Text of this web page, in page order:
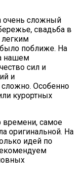
очень сложный
свадьба в
поближе. На
нашем
сил и
и
сложно. Особенно
курортных
времени, самое
оригинальной. На
идей по